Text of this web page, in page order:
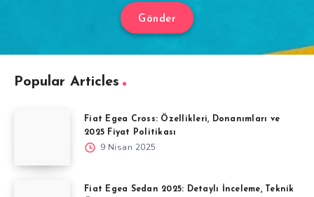
Gönder
Popular Articles
Fiat Egea Cross: Özellikleri, Donanımları ve
2025 Fiyat Politikası
9 Nisan 2025
Fiat Egea Sedan 2025: Detaylı İnceleme, Teknik